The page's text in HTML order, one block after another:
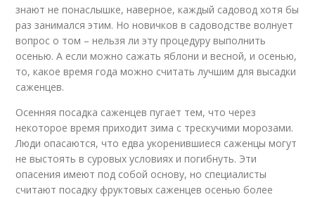
знают не понаслышке, наверное, каждый садовод хотя бы
раз занимался этим. Но новичков в садоводстве волнует
вопрос о том – нельзя ли эту процедуру выполнить
осенью. А если можно сажать яблони и весной, и осенью,
то, какое время года можно считать лучшим для высадки
саженцев.
Осенняя посадка саженцев пугает тем, что через
некоторое время приходит зима с трескучими морозами.
Люди опасаются, что едва укоренившиеся саженцы могут
не выстоять в суровых условиях и погибнуть. Эти
опасения имеют под собой основу, но специалисты
считают посадку фруктовых саженцев осенью более